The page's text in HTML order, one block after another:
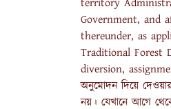
Government, and
thereunder, as
Traditional Forest
diversion,
অনুমোদন দিয়ে
নয়। যেখানে আগে